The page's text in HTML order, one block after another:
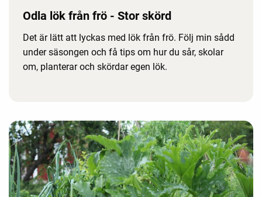
Odla lök från frö - Stor skörd
Det är lätt att lyckas med lök från frö. Följ min sådd
under säsongen och få tips om hur du sår, skolar
om, planterar och skördar egen lök.